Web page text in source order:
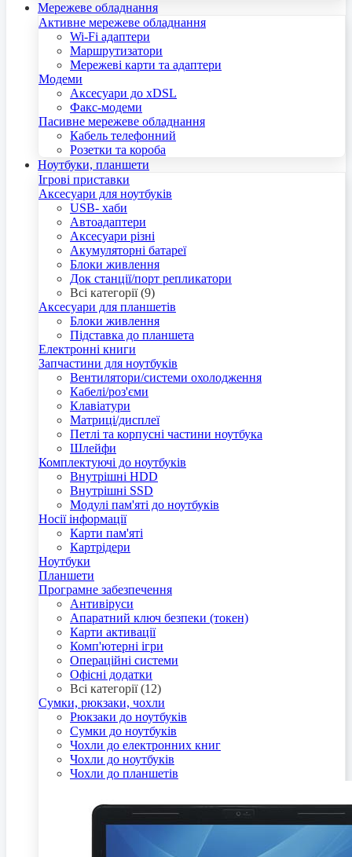
Мережеве обладнання
Активне мережеве обладнання
Wi-Fi адаптери
Маршрутизатори
Мережеві карти та адаптери
Модеми
Аксесуари до xDSL
Факс-модеми
Пасивне мережеве обладнання
Кабель телефонний
Розетки та короба
Ноутбуки, планшети
Ігрові приставки
Аксесуари для ноутбуків
USB- хаби
Автоадаптери
Аксесуари різні
Акумуляторні батареї
Блоки живлення
Док станції/порт репликатори
Всі категорії (9)
Аксесуари для планшетів
Блоки живлення
Підставка до планшета
Електронні книги
Запчастини для ноутбуків
Вентилятори/системи охолодження
Кабелі/роз'єми
Клавіатури
Матриці/дисплеї
Петлі та корпусні частини ноутбука
Шлейфи
Комплектуючі до ноутбуків
Внутрішні HDD
Внутрішні SSD
Модулі пам'яті до ноутбуків
Носії інформації
Карти пам'яті
Картрідери
Ноутбуки
Планшети
Програмне забезпечення
Антивіруси
Апаратний ключ безпеки (токен)
Карти активації
Комп'ютерні ігри
Операційні системи
Офісні додатки
Всі категорії (12)
Сумки, рюкзаки, чохли
Рюкзаки до ноутбуків
Сумки до ноутбуків
Чохли до електронних книг
Чохли до ноутбуків
Чохли до планшетів